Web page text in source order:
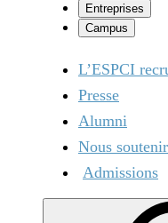
Entreprises
Campus
L’ESPCI
Presse
Alumni
Nous soutenir
Admissions